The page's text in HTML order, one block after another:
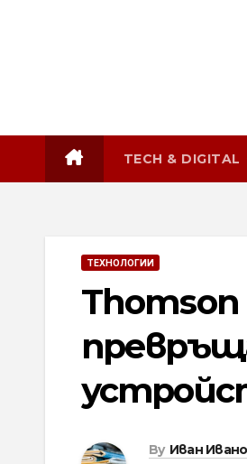
TECH & DIGITAL
ТЕХНОЛОГИИ
By Иван